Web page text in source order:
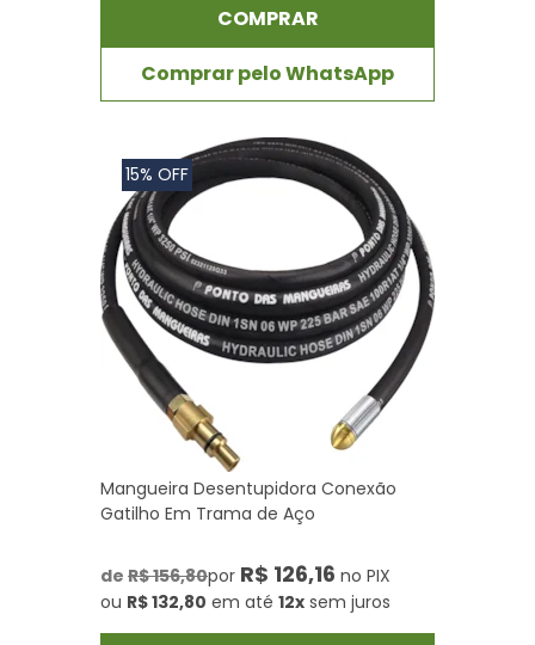
COMPRAR
Comprar pelo WhatsApp
15% OFF
Mangueira Desentupidora Conexão
Gatilho Em Trama de Aço
de R$ 156,80por R$ 126,16 no PIX
ou R$ 132,80 em até 12x sem juros